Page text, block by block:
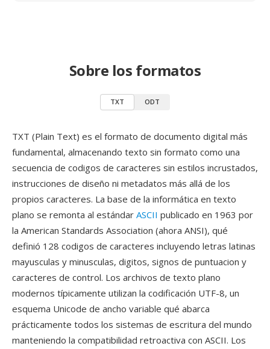
Sobre los formatos
TXT ODT
TXT (Plain Text) es el formato de documento digital más
fundamental, almacenando texto sin formato como una
secuencia de codigos de caracteres sin estilos incrustados,
instrucciones de diseño ni metadatos más allá de los
propios caracteres. La base de la informática en texto
plano se remonta al estándar ASCII publicado en 1963 por
la American Standards Association (ahora ANSI), qué
definió 128 codigos de caracteres incluyendo letras latinas
mayusculas y minusculas, digitos, signos de puntuacion y
caracteres de control. Los archivos de texto plano
modernos típicamente utilizan la codificación UTF-8, un
esquema Unicode de ancho variable qué abarca
prácticamente todos los sistemas de escritura del mundo
manteniendo la compatibilidad retroactiva con ASCII. Los